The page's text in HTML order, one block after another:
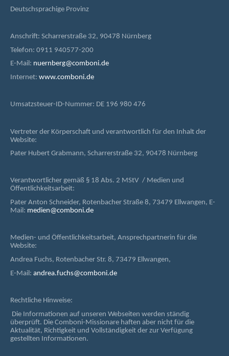
Deutschsprachige Provinz
Anschrift: Scharrerstraße 32, 90478 Nürnberg
Telefon: 0911 940577-200
E-Mail: nuernberg@comboni.de
Internet: www.comboni.de
Umsatzsteuer-ID-Nummer: DE 196 980 476
Vertreter der Körperschaft und verantwortlich für den Inhalt der
Website:
Pater Hubert Grabmann, Scharrerstraße 32, 90478 Nürnberg
Verantwortlicher gemäß § 18 Abs. 2 MStV / Medien und
Öffentlichkeitsarbeit:
Pater Anton Schneider, Rotenbacher Straße 8, 73479 Ellwangen, E-
Mail: medien@comboni.de
Medien- und Öffentlichkeitsarbeit, Ansprechpartnerin für die
Website:
Andrea Fuchs, Rotenbacher Str. 8, 73479 Ellwangen,
E-Mail: andrea.fuchs@comboni.de
Rechtliche Hinweise:
Die Informationen auf unseren Webseiten werden ständig
überprüft. Die Comboni-Missionare haften aber nicht für die
Aktualität, Richtigkeit und Vollständigkeit der zur Verfügung
gestellten Informationen.